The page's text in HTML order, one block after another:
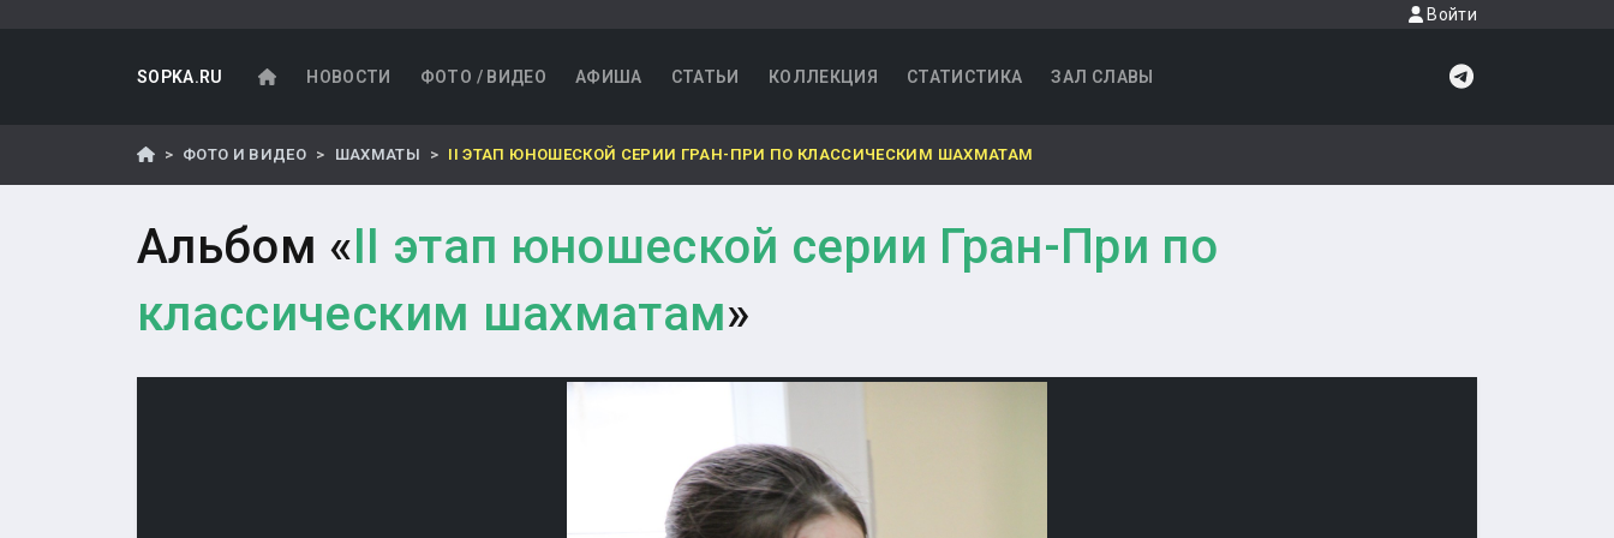
Войти
SOPKA.RU НОВОСТИ ФОТО / ВИДЕО АФИША СТАТЬИ КОЛЛЕКЦИЯ СТАТИСТИКА ЗАЛ СЛАВЫ
ФОТО И ВИДЕО ШАХМАТЫ II ЭТАП ЮНОШЕСКОЙ СЕРИИ ГРАН-ПРИ ПО КЛАССИЧЕСКИМ ШАХМАТАМ
Альбом «II этап юношеской серии Гран-При по
классическим шахматам»